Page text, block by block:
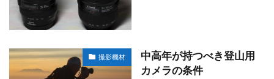
撮影機材
中高年が持つべき登山用
カメラの条件